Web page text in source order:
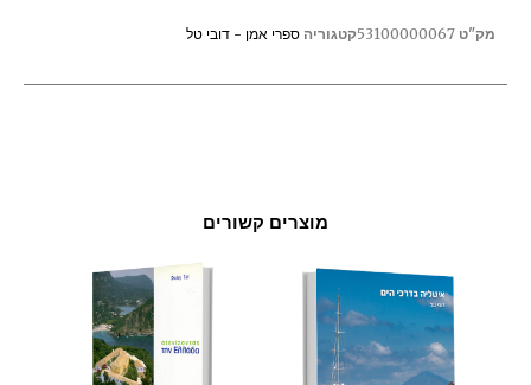
מק"ט 53100000067קטגוריה ספרי אמן - דובי טל
מוצרים קשורים